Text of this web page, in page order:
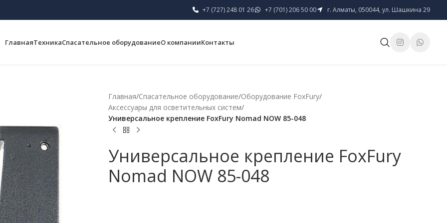
+7 (727) 248 01 26 +7 (701) 206 50 00 г. Алматы, 050044, ул. Шашкина 29
ГлавнаяТехникаСпасательное оборудованиеО компанииКонтакты
Главная/Спасательное оборудование/Оборудование FoxFury/
Аксессуары для осветительных систем/
Универсальное крепление FoxFury Nomad NOW 85-048
Универсальное крепление FoxFury
Nomad NOW 85-048